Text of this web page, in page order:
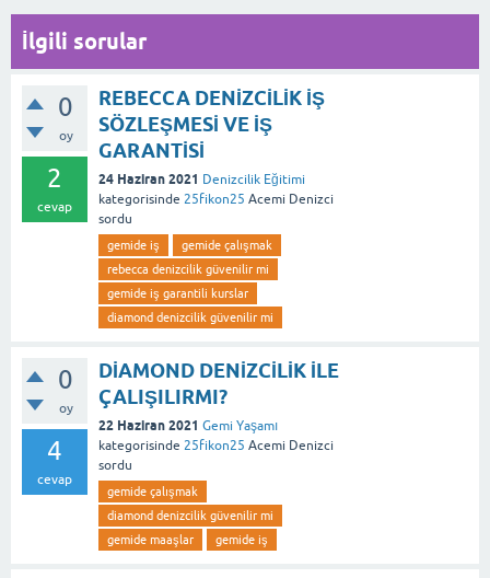
İlgili sorular
0
oy
2
cevap
REBECCA DENİZCİLİK İŞ
SÖZLEŞMESİ VE İŞ
GARANTİSİ
24 Haziran 2021 Denizcilik Eğitimi
kategorisinde 25fikon25 Acemi Denizci
sordu
gemide iş
gemide çalışmak
rebecca denizcilik güvenilir mi
gemide iş garantili kurslar
diamond denizcilik güvenilir mi
0
oy
4
cevap
DİAMOND DENİZCİLİK İLE
ÇALIŞILIRMI?
22 Haziran 2021 Gemi Yaşamı
kategorisinde 25fikon25 Acemi Denizci
sordu
gemide çalışmak
diamond denizcilik güvenilir mi
gemide maaşlar
gemide iş